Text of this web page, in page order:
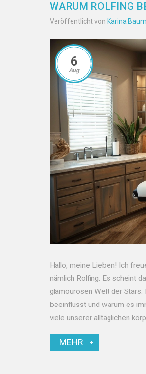
WARUM ROLFING
Veröffentlicht von Karina
6
Aug
Hallo, meine Lieben! Ich
nämlich Rolfing. Es scheint
glamourösen Welt der
beeinflusst und warum es
viele unserer alltäglichen
MEHR